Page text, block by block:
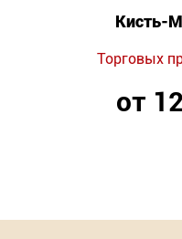
Кисть-
Торговых
от